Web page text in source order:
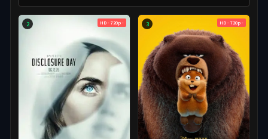
2 HD - 720p - 3 HD - 720p -